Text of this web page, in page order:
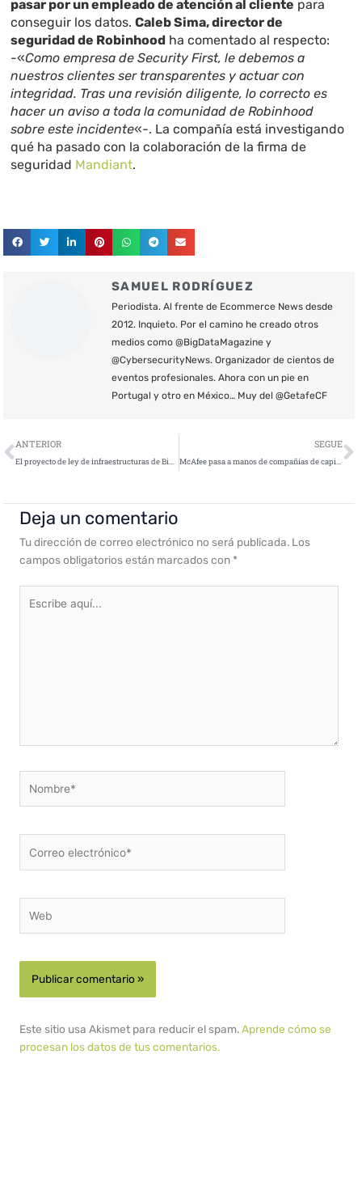
pasar por un empleado de atención al cliente para
conseguir los datos.Caleb Sima, director de
seguridad de Robinhood ha comentado al respecto:
-«Como empresa de Security First, le debemos a
nuestros clientes ser transparentes y actuar con
integridad. Tras una revisión diligente, lo correcto es
hacer un aviso a toda la comunidad de Robinhood
sobre este incidente«-. La compañía está investigando
qué ha pasado con la colaboración de la firma de
seguridad Mandiant.
SAMUEL RODRÍGUEZ
Periodista. Al frente de Ecommerce News desde
2012. Inquieto. Por el camino he creado otros
medios como @BigDataMagazine y
@CybersecurityNews. Organizador de cientos de
eventos profesionales. Ahora con un pie en
Portugal y otro en México… Muy del @GetafeCF
Ant
ANTERIOR
El proyecto de ley de infraestructuras de Biden sale adelante
SEGUE
McAfee pasa a manos de compañías de capital riesgo tras un gran desembolso
Deja un comentario
Tu dirección de correo electrónico no será publicada. Los
campos obligatorios están marcados con *
aquí...
electrónico*
Este sitio usa Akismet para reducir el spam.Aprende cómo se
procesan los datos de tus comentarios.